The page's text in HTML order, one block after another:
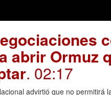
abrir Ormuz
. 02:17
advirtió que no permitirá